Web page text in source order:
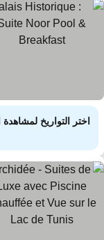
اختر التواريخ لمشاهدة